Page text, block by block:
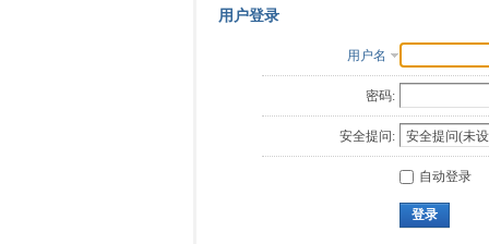
用户登录
用户名
密码:
安全提问:
自动登录
登录